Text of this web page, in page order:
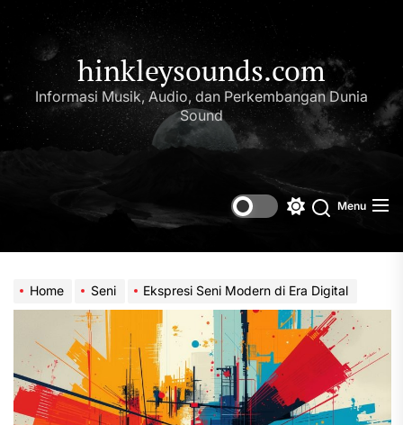
to
content
hinkleysounds.com
Informasi Musik, Audio, dan Perkembangan Dunia
Sound
Switch
mode
Search
Menu
Home Seni Ekspresi Seni Modern di Era Digital